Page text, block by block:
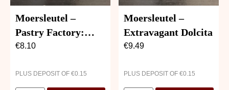
Moersleutel –
Pastry Factory:
Maple Bourbon
€8.10
PLUS DEPOSIT OF €0.15
Moersleutel –
Extravagant Dolcita
€9.49
PLUS DEPOSIT OF €0.15